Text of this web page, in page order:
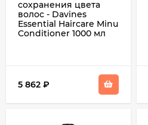
сохранения цвета
волос - Davines
Essential Haircare Minu
Conditioner 1000 мл
5 862 ₽